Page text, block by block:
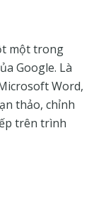
một trong
Google. Là
Word,
thảo, chỉnh
trên trình